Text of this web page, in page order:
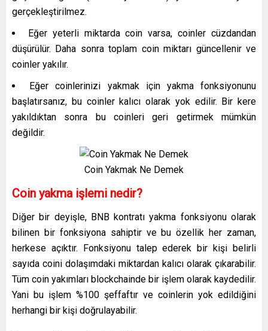
gerçekleştirilmez.
Eğer yeterli miktarda coin varsa, coinler cüzdandan
düşürülür. Daha sonra toplam coin miktarı güncellenir ve
coinler yakılır.
Eğer coinlerinizi yakmak için yakma fonksiyonunu
başlatırsanız, bu coinler kalıcı olarak yok edilir. Bir kere
yakıldıktan sonra bu coinleri geri getirmek mümkün
değildir.
Coin Yakmak Ne Demek
Coin yakma işlemi nedir?
Diğer bir deyişle, BNB kontratı yakma fonksiyonu olarak
bilinen bir fonksiyona sahiptir ve bu özellik her zaman,
herkese açıktır. Fonksiyonu talep ederek bir kişi belirli
sayıda coini dolaşımdaki miktardan kalıcı olarak çıkarabilir.
Tüm coin yakımları blockchainde bir işlem olarak kaydedilir.
Yani bu işlem %100 şeffaftır ve coinlerin yok edildiğini
herhangi bir kişi doğrulayabilir.